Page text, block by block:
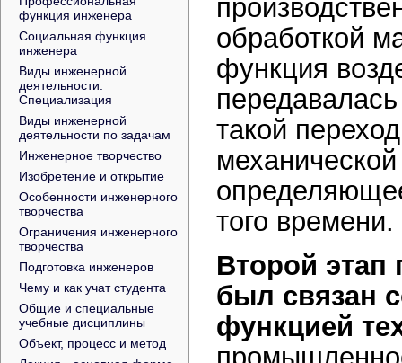
функция инженера
Социальная функция
инженера
Виды инженерной
деятельности.
Специализация
Виды инженерной
деятельности по задачам
Инженерное творчество
Изобретение и открытие
Особенности инженерного
творчества
Ограничения инженерного
творчества
Подготовка инженеров
Чему и как учат студента
Общие и специальные
учебные дисциплины
Объект, процесс и метод
обработкой
функция
такой
того времени.
Второй
был связан
функцией